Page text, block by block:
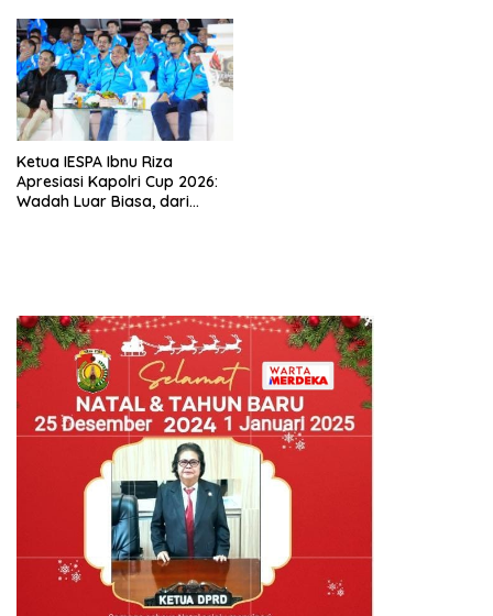
Ketua IESPA Ibnu Riza
Apresiasi Kapolri Cup 2026:
Wadah Luar Biasa, dari